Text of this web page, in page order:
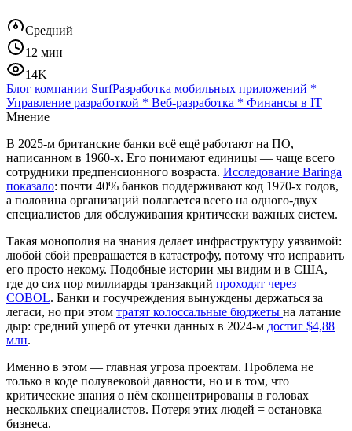
Средний
12 мин
14K
Блог компании SurfРазработка мобильных приложений *
Управление разработкой * Веб-разработка * Финансы в IT
Мнение
В 2025-м британские банки всё ещё работают на ПО,
написанном в 1960-х. Его понимают единицы — чаще всего
сотрудники предпенсионного возраста. Исследование Baringa
показало: почти 40% банков поддерживают код 1970-х годов,
а половина организаций полагается всего на одного-двух
специалистов для обслуживания критически важных систем.
Такая монополия на знания делает инфраструктуру уязвимой:
любой сбой превращается в катастрофу, потому что исправить
его просто некому. Подобные истории мы видим и в США,
где до сих пор миллиарды транзакций проходят через
COBOL. Банки и госучреждения вынуждены держаться за
легаси, но при этом тратят колоссальные бюджеты на латание
дыр: средний ущерб от утечки данных в 2024-м достиг $4,88
млн.
Именно в этом — главная угроза проектам. Проблема не
только в коде полувековой давности, но и в том, что
критические знания о нём сконцентрированы в головах
нескольких специалистов. Потеря этих людей = остановка
бизнеса.